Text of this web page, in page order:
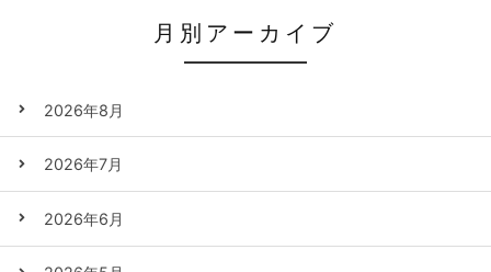
月別アーカイブ
2026年8月
2026年7月
2026年6月